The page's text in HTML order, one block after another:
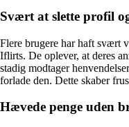
Svært at slette profil
Flere brugere har haft svært
Iflirts. De oplever, at deres
stadig modtager
forlade den. Dette skaber
Hævede penge uden